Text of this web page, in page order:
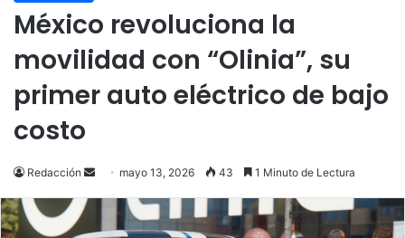
México revoluciona la
movilidad con “Olinia”, su
primer auto eléctrico de bajo
costo
Redacción
Send
email
mayo 13, 2026 43 1 Minuto de Lectura